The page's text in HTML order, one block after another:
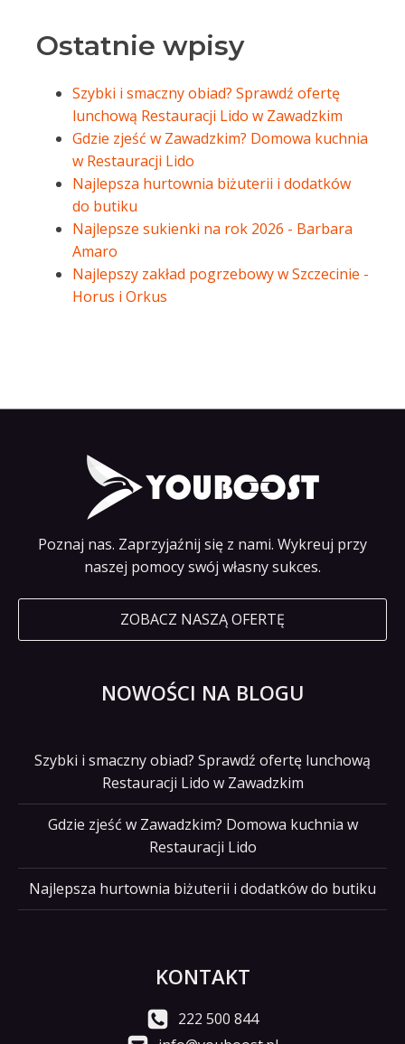
Ostatnie wpisy
Szybki i smaczny obiad? Sprawdź ofertę
lunchową Restauracji Lido w Zawadzkim
Gdzie zjeść w Zawadzkim? Domowa kuchnia
w Restauracji Lido
Najlepsza hurtownia biżuterii i dodatków
do butiku
Najlepsze sukienki na rok 2026 - Barbara
Amaro
Najlepszy zakład pogrzebowy w Szczecinie -
Horus i Orkus
Poznaj nas. Zaprzyjaźnij się z nami. Wykreuj przy
naszej pomocy swój własny sukces.
ZOBACZ NASZĄ OFERTĘ
NOWOŚCI NA BLOGU
Szybki i smaczny obiad? Sprawdź ofertę lunchową
Restauracji Lido w Zawadzkim
Gdzie zjeść w Zawadzkim? Domowa kuchnia w
Restauracji Lido
Najlepsza hurtownia biżuterii i dodatków do butiku
KONTAKT
222 500 844